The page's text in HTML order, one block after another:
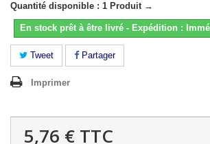
Quantité disponible : 1 Produit →
En stock prêt à être livré - Expédition :
Tweet Partager
Imprimer
5,76 € TTC